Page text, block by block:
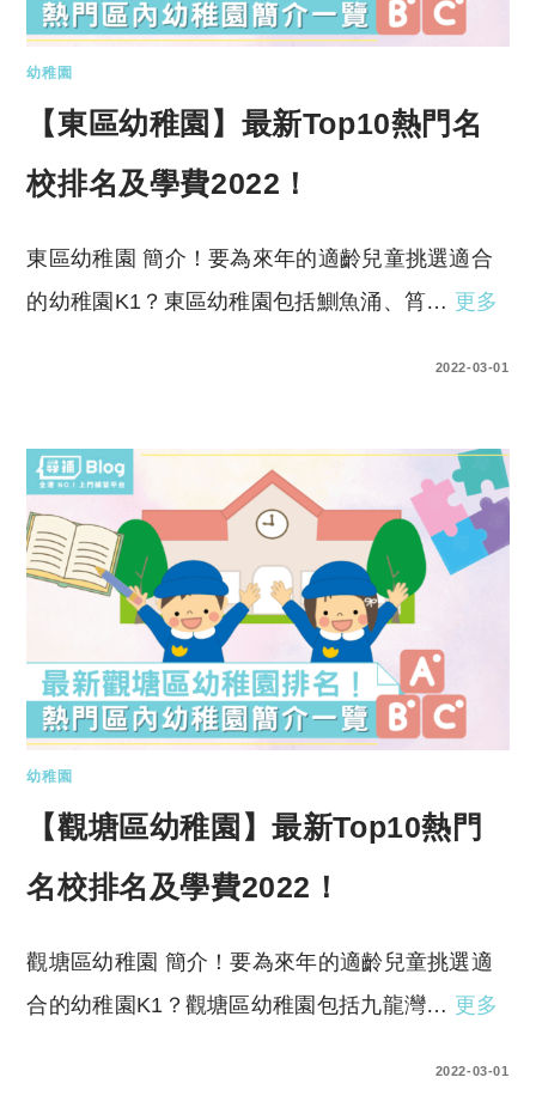
幼稚園
【東區幼稚園】最新Top10熱門名
校排名及學費2022！
東區幼稚園 簡介！要為來年的適齡兒童挑選適合
的幼稚園K1？東區幼稚園包括鰂魚涌、筲… 更多
2022-03-01
幼稚園
【觀塘區幼稚園】最新Top10熱門
名校排名及學費2022！
觀塘區幼稚園 簡介！要為來年的適齡兒童挑選適
合的幼稚園K1？觀塘區幼稚園包括九龍灣… 更多
2022-03-01